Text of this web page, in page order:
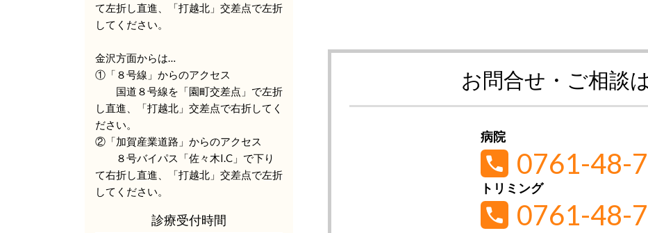
お問合せ・ご相談
病院
0761-48-
トリミング
0761-48-
て左折し直進、「打越北」交差点で左折
してください。
金沢方面からは…
①「８号線」からのアクセス
国道８号線を「園町交差点」で左折
し直進、「打越北」交差点で右折してく
ださい。
②「加賀産業道路」からのアクセス
８号バイパス「佐々木I.C」で下り
て右折し直進、「打越北」交差点で左折
してください。
診療受付時間